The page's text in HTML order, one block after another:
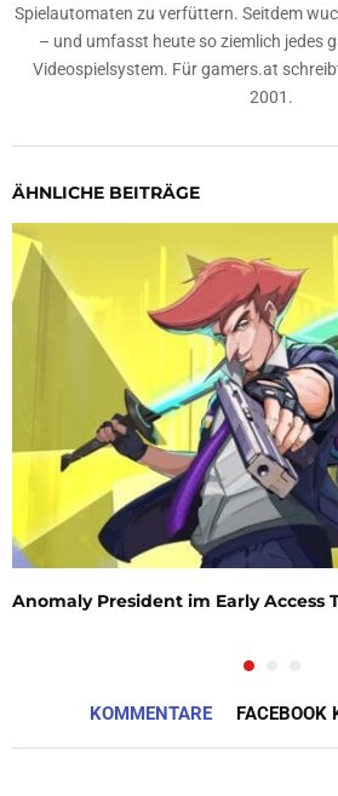
Spielautomaten zu verfüttern. Seitdem
– und umfasst heute so ziemlich jedes
Videospielsystem. Für gamers.at
2001.
ÄHNLICHE BEITRÄGE
Anomaly President im Early Access
KOMMENTARE FACEBOOK